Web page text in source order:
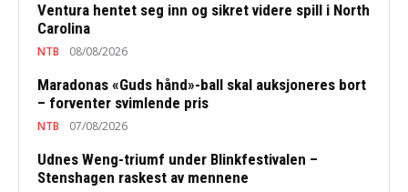
Ventura hentet seg inn og sikret videre spill i North
Carolina
NTB 08/08/2026
Maradonas «Guds hånd»-ball skal auksjoneres bort
– forventer svimlende pris
NTB 07/08/2026
Udnes Weng-triumf under Blinkfestivalen –
Stenshagen raskest av mennene